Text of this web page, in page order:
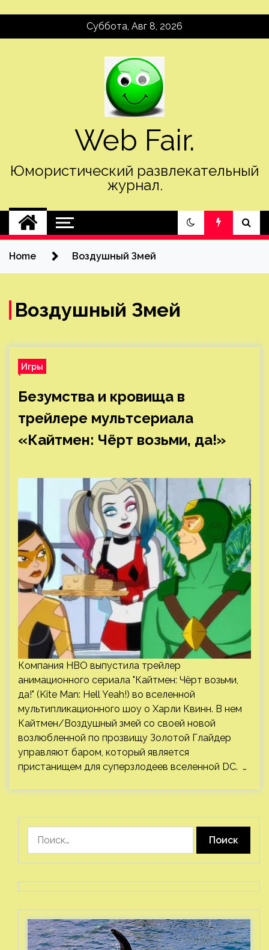
Суббота, Авг 8, 2026
Web Fair.
Юмористический развлекательный
журнал.
Home Воздушный Змей
Воздушный Змей
Игры
Безумства и кровища в
трейлере мультсериала
«Кайтмен: Чёрт возьми, да!»
Компания HBO выпустила трейлер
анимационного сериала "Кайтмен: Чёрт возьми,
да!" (Kite Man: Hell Yeah!) во вселенной
мультипликационного шоу о Харли Квинн. В нем
Кайтмен/Воздушный змей со своей новой
возлюбленной по прозвищу Золотой Глайдер
управляют баром, который является
пристанищем для суперзлодеев вселенной DC. …